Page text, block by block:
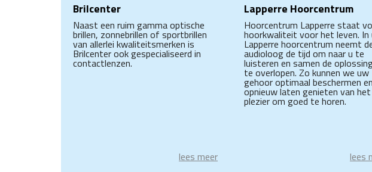
Brilcenter
Naast een ruim gamma optische
brillen, zonnebrillen of sportbrillen
van allerlei kwaliteitsmerken is
Brilcenter ook gespecialiseerd in
contactlenzen.
lees meer
Lapperre Hoorcentrum
Hoorcentrum Lapperre staat
hoorkwaliteit voor het leven. In
Lapperre hoorcentrum neemt
audioloog de tijd om naar u te
luisteren en samen de
te overlopen. Zo kunnen we uw
gehoor optimaal beschermen
opnieuw laten genieten van het
plezier om goed te horen.
lees